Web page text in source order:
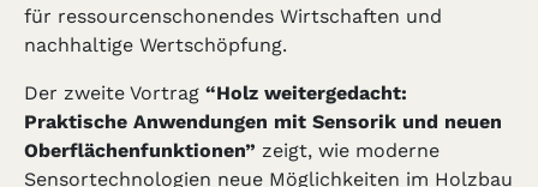
für ressourcenschonendes Wirtschaften und
nachhaltige Wertschöpfung.
Der zweite Vortrag “Holz weitergedacht:
Praktische Anwendungen mit Sensorik und neuen
Oberflächenfunktionen” zeigt, wie moderne
Sensortechnologien neue Möglichkeiten im Holzbau